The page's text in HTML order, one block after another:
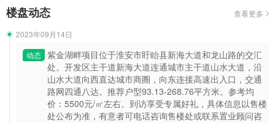
楼盘动态 查看更多
2023年09月14日
动态 紫金湖畔项目位于淮安市盱眙县新海大道和龙山路的交汇
处。开发区主干道新海大道连通城市主干道山水大道，沿
山水大道向西直达城市商圈，向东连接高速出入口，交通
路网四通八达。推荐户型93.13-268.76平方米。参考均
价：5500元/㎡左右。到访享受专属好礼，具体信息以售楼
处公布为准，有意者可电话咨询售楼处或联系置业顾问咨